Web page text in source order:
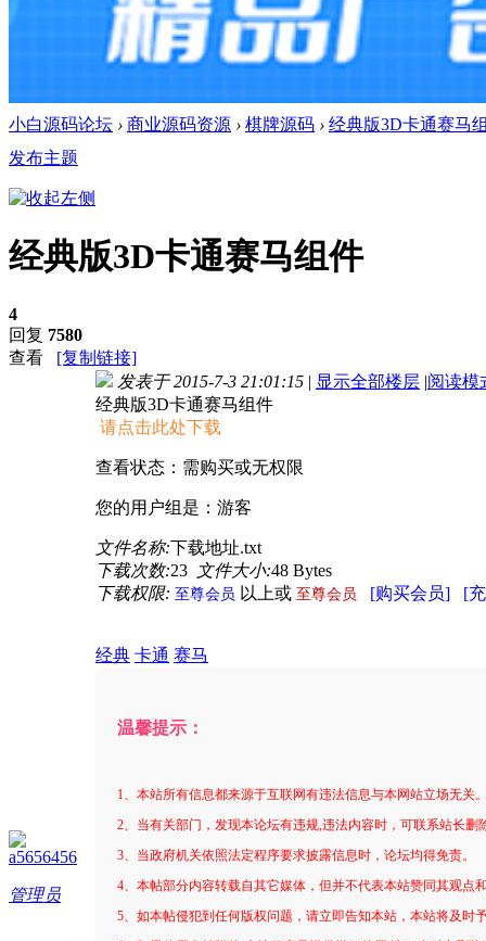
小白源码论坛 › 商业源码资源 › 棋牌源码 › 经典版3D卡通赛马
发布主题
经典版3D卡通赛马组件
4
回复 7580
查看
[复制链接]
a5656456
管理员
发表于 2015-7-3 21:01:15 | 显示全部楼层 |阅读模
经典版3D卡通赛马组件
请点击此处下载
查看状态：需购买或无权限
您的用户组是：游客
文件名称:下载地址.txt
下载次数:23 文件大小:48 Bytes
下载权限: 至尊会员 以上或 至尊会员 [购买会员] [
经典 卡通 赛马
温馨提示：
1、本站所有信息都来源于互联网有违法信息与本网站立场无关
2、当有关部门，发现本论坛有违规,违法内容时，可联系站长删
3、当政府机关依照法定程序要求披露信息时，论坛均得免责。
4、本帖部分内容转载自其它媒体，但并不代表本站赞同其观点
5、如本帖侵犯到任何版权问题，请立即告知本站，本站将及时